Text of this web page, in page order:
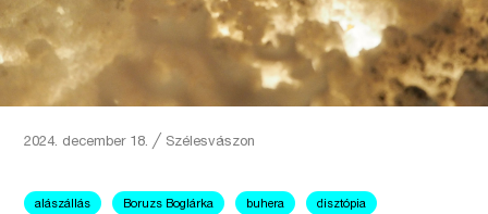
2024. december 18.╱ Szélesvászon
alászállás Boruzs Boglárka buhera disztópia